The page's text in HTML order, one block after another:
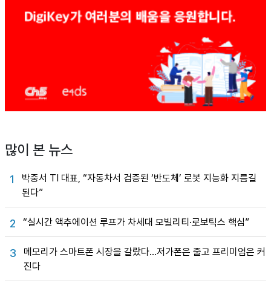
많이 본 뉴스
1
박중서 TI 대표, “자동차서 검증된 ‘반도체’ 로봇 지능화 지름길
된다”
2 “실시간 액추에이션 루프가 차세대 모빌리티·로보틱스 핵심”
3
메모리가 스마트폰 시장을 갈랐다…저가폰은 줄고 프리미엄은 커
진다